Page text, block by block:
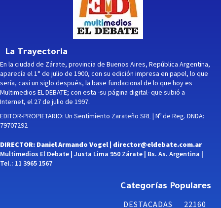
La Trayectoria
En la ciudad de Zárate, provincia de Buenos Aires, República Argentina,
aparecía el 1° de julio de 1900, con su edición impresa en papel, lo que
sería, casi un siglo después, la base fundacional de lo que hoy es
Multimedios EL DEBATE; con esta -su página digital- que subió a
Internet, el 27 de julio de 1997.
EDITOR-PROPIETARIO: Un Sentimiento Zarateño SRL | Nº de Reg. DNDA:
79707292
DIRECTOR: Daniel Armando Vogel | director@eldebate.com.ar
Multimedios El Debate | Justa Lima 950 Zárate | Bs. As. Argentina |
Tel.: 11 3965 1567
Categorías Populares
DESTACADAS
22160